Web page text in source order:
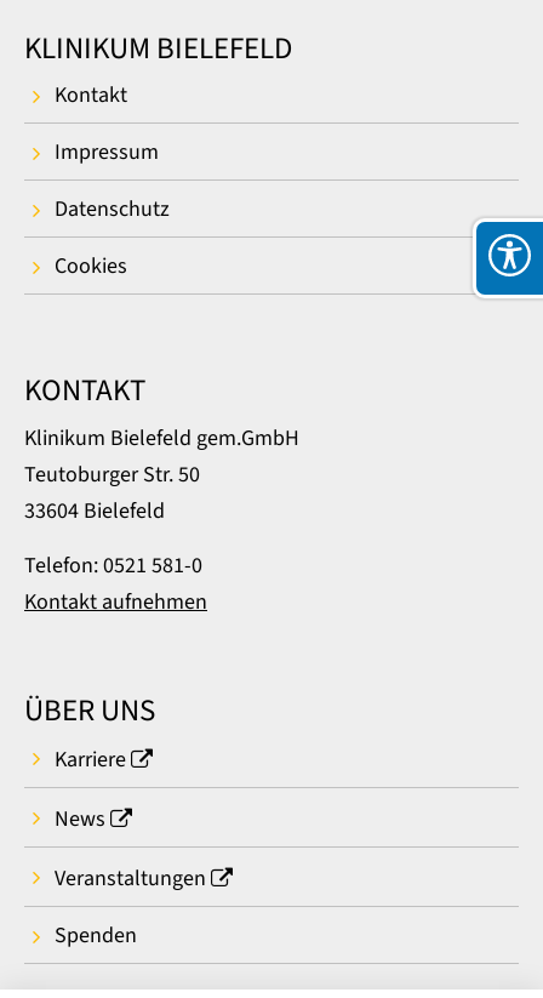
KLINIKUM BIELEFELD
Kontakt
Impressum
Datenschutz
Cookies
KONTAKT
Klinikum Bielefeld gem.GmbH
Teutoburger Str. 50
33604 Bielefeld
Telefon: 0521 581-0
Kontakt aufnehmen
ÜBER UNS
Karriere
News
Veranstaltungen
Spenden